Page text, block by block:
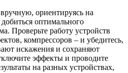
ориентируясь на
оптимального
Проверьте работу устройств
компрессоров – и убедитесь,
искажения и сохраняют
эффекты и проводите
на разных устройствах,